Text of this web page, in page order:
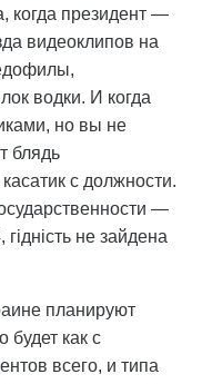
когда президент —
видеоклипов на
водки. И когда
но вы не
блядь
с должности.
—
не зайдена
планируют
будет как с
всего, и типа